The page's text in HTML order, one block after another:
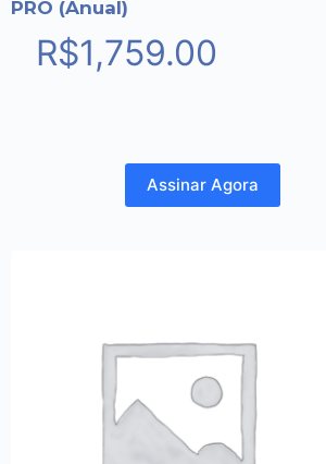
PRO (Anual)
R$1,759.00
Assinar Agora